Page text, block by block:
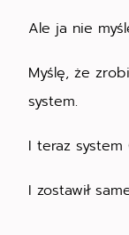
Ale ja nie
Myślę, że
system.
I teraz system
I zostawił